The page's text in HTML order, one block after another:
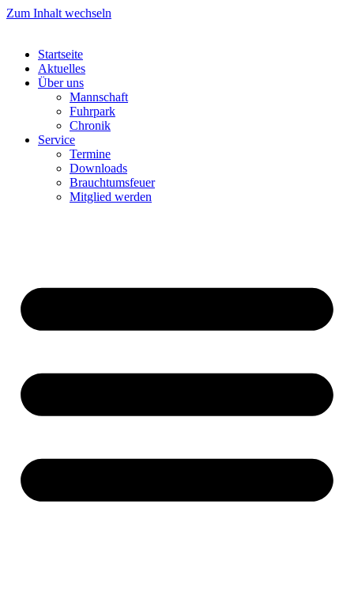
Zum Inhalt wechseln
Startseite
Aktuelles
Über uns
Mannschaft
Fuhrpark
Chronik
Service
Termine
Downloads
Brauchtumsfeuer
Mitglied werden